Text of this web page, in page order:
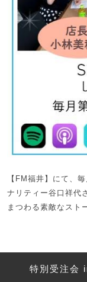
【FM福井】にて、
ナリティー谷口祥代
まつわる素敵なスト
特別受注会